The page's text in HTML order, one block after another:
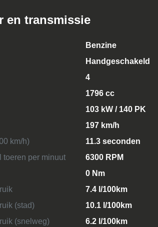
en transmissie
Benzine
Handgeschakeld
4
1796 cc
103 kW / 140 PK
197 km/h
km/h)
11.3 seconden
toeren per minuut
6300 RPM
0 Nm
7.4 l/100km
(stad)
10.1 l/100km
(snelweg)
6.2 l/100km